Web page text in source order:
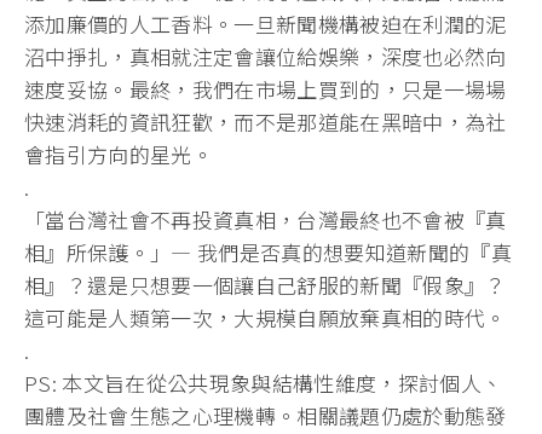
添加廉價的人工香料。一旦新聞機構被迫在利潤的泥
沼中掙扎，真相就注定會讓位給娛樂， 深度也必然向
速度妥協。最終，我們在市場上買到的， 只是一場場
快速消耗的資訊狂歡，而不是那道能在黑暗中， 為社
會指引方向的星光。
.
「當台灣社會不再投資真相，台灣最終也不會被『真
相』所保護。」 — 我們是否真的想要知道新聞的『真
相』？還是只想要一個讓自己舒服的新聞『假象』？
這可能是人類第一次， 大規模自願放棄真相的時代。
.
PS: 本文旨在從公共現象與結構性維度，探討個人、
團體及社會生態之心理機轉。相關議題仍處於動態發